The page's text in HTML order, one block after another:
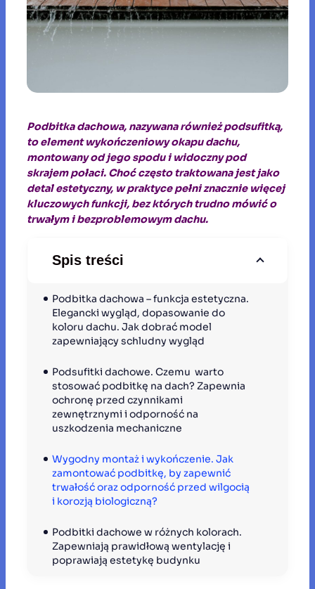
Podbitka dachowa, nazywana również podsufitką,
to element wykończeniowy okapu dachu,
montowany od jego spodu i widoczny pod
skrajem połaci. Choć często traktowana jest jako
detal estetyczny, w praktyce pełni znacznie więcej
kluczowych funkcji, bez których trudno mówić o
trwałym i bezproblemowym dachu.
Spis treści
Podbitka dachowa – funkcja estetyczna.
Elegancki wygląd, dopasowanie do
koloru dachu. Jak dobrać model
zapewniający schludny wygląd
Podsufitki dachowe. Czemu  warto
stosować podbitkę na dach? Zapewnia
ochronę przed czynnikami
zewnętrznymi i odporność na
uszkodzenia mechaniczne
Wygodny montaż i wykończenie. Jak
zamontować podbitkę, by zapewnić
trwałość oraz odporność przed wilgocią
i korozją biologiczną?
Podbitki dachowe w różnych kolorach.
Zapewniają prawidłową wentylację i
poprawiają estetykę budynku